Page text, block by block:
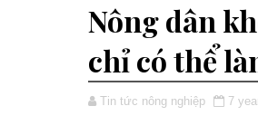
Nông dân
chỉ có thể
Tin tức nông nghiệp 7